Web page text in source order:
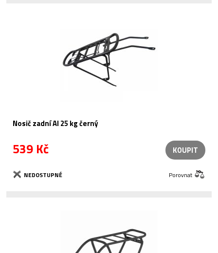
Nosič zadní Al 25 kg černý
539 Kč KOUPIT
NEDOSTUPNÉ Porovnat